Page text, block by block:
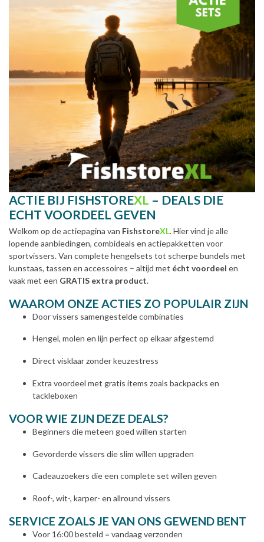
ACTIE BIJ FISHSTOREXL – DEALS DIE
ECHT VOORDEEL GEVEN
Welkom op de actiepagina van FishstoreXL. Hier vind je alle
lopende aanbiedingen, combideals en actiepakketten voor
sportvissers. Van complete hengelsets tot scherpe bundels met
kunstaas, tassen en accessoires – altijd met écht voordeel en
vaak met een GRATIS extra product.
WAAROM ONZE ACTIES ZO POPULAIR ZIJN
Door vissers samengestelde combinaties
Hengel, molen en lijn perfect op elkaar afgestemd
Direct visklaar zonder keuzestress
Extra voordeel met gratis items zoals backpacks en
tackleboxen
VOOR WIE ZIJN DEZE DEALS?
Beginners die meteen goed willen starten
Gevorderde vissers die slim willen upgraden
Cadeauzoekers die een complete set willen geven
Roof-, wit-, karper- en allround vissers
SERVICE ZOALS JE VAN ONS GEWEND BENT
Voor 16:00 besteld = vandaag verzonden